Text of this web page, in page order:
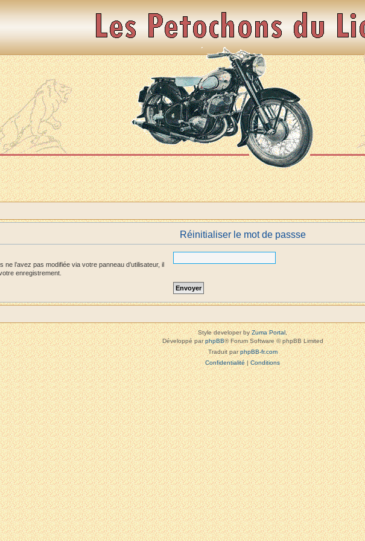
Réinitialiser le mot de passse
l’avez pas modifiée via votre panneau d’utilisateur, il
enregistrement.
Style developer byZuma Portal,
Développé parphpBB® Forum Software © phpBB Limited
Traduit parphpBB-fr.com
Confidentialité|Conditions